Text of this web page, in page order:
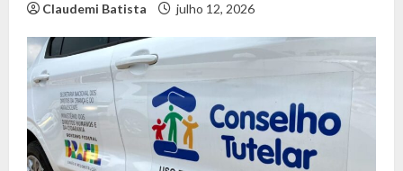
Claudemi Batista julho 12, 2026